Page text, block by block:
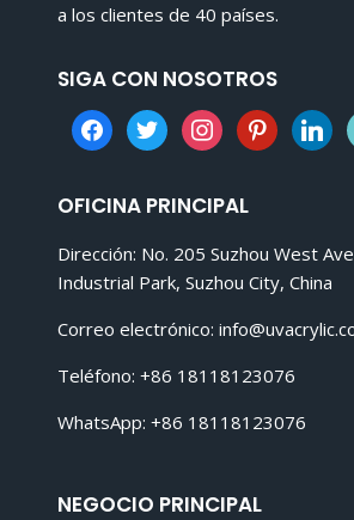
a los clientes de 40 países.
SIGA CON NOSOTROS
facebooktwitterinstagrampinterestlinkedin
OFICINA PRINCIPAL
Dirección: No. 205 Suzhou West
Industrial Park, Suzhou City, China
Correo electrónico:
Teléfono: +86 18118123076
WhatsApp: +86 18118123076
NEGOCIO PRINCIPAL